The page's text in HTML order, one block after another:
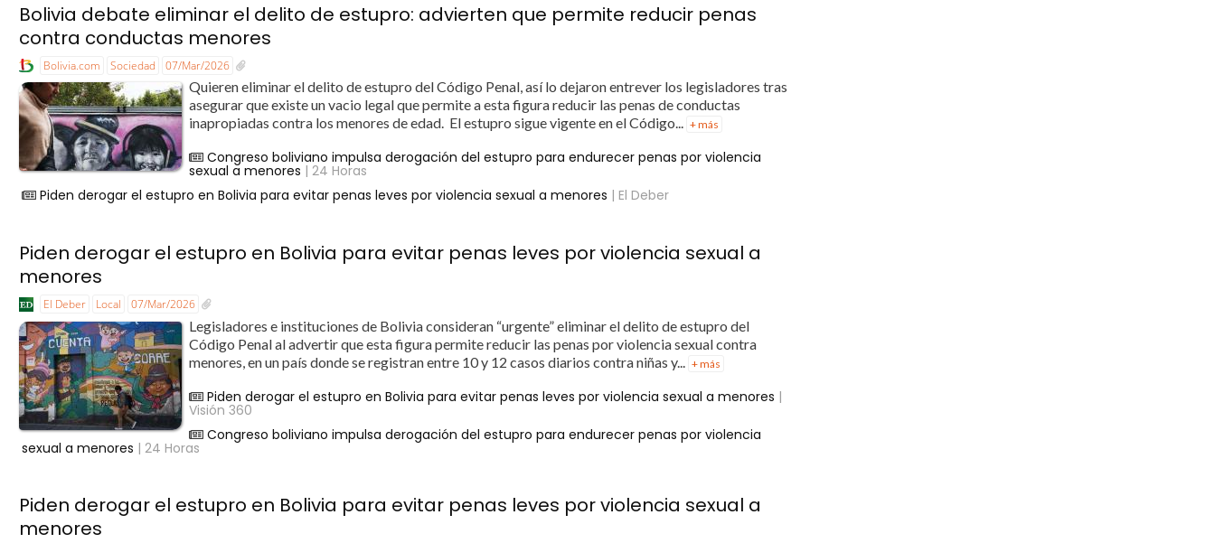
Bolivia debate eliminar el delito de estupro: advierten que permite reducir penas
contra conductas menores
Bolivia.com Sociedad 07/Mar/2026
Quieren eliminar el delito de estupro del Código Penal, así lo dejaron entrever los legisladores tras
asegurar que existe un vacio legal que permite a esta figura reducir las penas de conductas
inapropiadas contra los menores de edad. El estupro sigue vigente en el Código... + más
Congreso boliviano impulsa derogación del estupro para endurecer penas por violencia
sexual a menores | 24 Horas
Piden derogar el estupro en Bolivia para evitar penas leves por violencia sexual a menores | El Deber
Piden derogar el estupro en Bolivia para evitar penas leves por violencia sexual a
menores
El Deber Local 07/Mar/2026
Legisladores e instituciones de Bolivia consideran “urgente” eliminar el delito de estupro del
Código Penal al advertir que esta figura permite reducir las penas por violencia sexual contra
menores, en un país donde se registran entre 10 y 12 casos diarios contra niñas y...
+ más
Piden derogar el estupro en Bolivia para evitar penas leves por violencia sexual a menores |
Visión 360
Congreso boliviano impulsa derogación del estupro para endurecer penas por violencia
sexual a menores | 24 Horas
Piden derogar el estupro en Bolivia para evitar penas leves por violencia sexual a
menores